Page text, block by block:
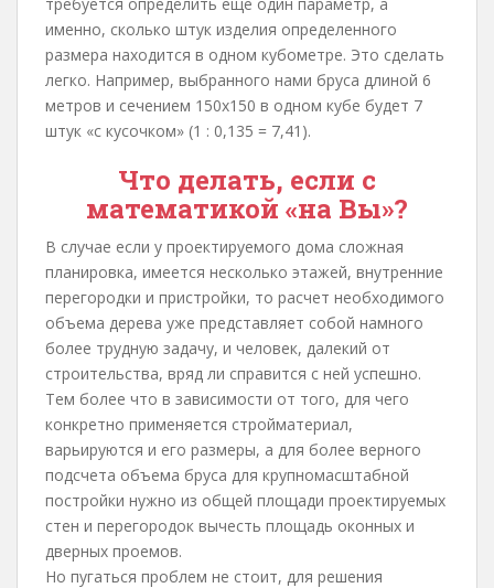
именно, сколько штук изделия определенного
размера находится в одном кубометре. Это сделать
легко. Например, выбранного нами бруса длиной 6
метров и сечением 150х150 в одном кубе будет 7
штук «с кусочком» (1 : 0,135 = 7,41).
Что делать, если с
математикой «на Вы»?
В случае если у проектируемого дома сложная
планировка, имеется несколько этажей, внутренние
перегородки и пристройки, то расчет необходимого
объема дерева уже представляет собой намного
более трудную задачу, и человек, далекий от
строительства, вряд ли справится с ней успешно.
Тем более что в зависимости от того, для чего
конкретно применяется стройматериал,
варьируются и его размеры, а для более верного
подсчета объема бруса для крупномасштабной
постройки нужно из общей площади проектируемых
стен и перегородок вычесть площадь оконных и
дверных проемов.
Но пугаться проблем не стоит, для решения